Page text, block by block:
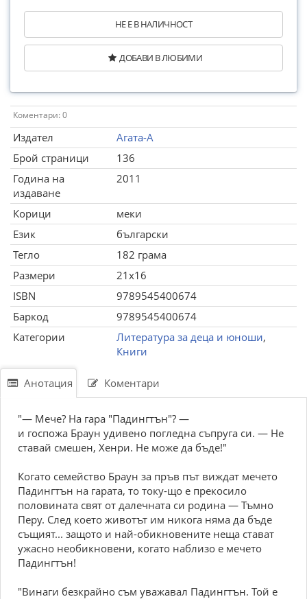
НЕ Е В НАЛИЧНОСТ
ДОБАВИ В ЛЮБИМИ
Коментари: 0
Издател
Агата-А
Брой страници
136
Година на
издаване
2011
Корици
меки
Език
български
Тегло
182 грама
Размери
21x16
ISBN
9789545400674
Баркод
9789545400674
Категории
Литература за деца и юноши,
Книги
Анотация Коментари
"— Мече? На гара "Падингтън"? —
и госпожа Браун удивено погледна съпруга си. — Не
ставай смешен, Хенри. Не може да бъде!"
Когато семейство Браун за пръв път виждат мечето
Падингтън на гарата, то току-що е прекосило
половината свят от далечната си родина — Тъмно
Перу. След което животът им никога няма да бъде
същият... защото и най-обикновените неща стават
ужасно необикновени, когато наблизо е мечето
Падингтън!
"Винаги безкрайно съм уважавал Падингтън. Той е